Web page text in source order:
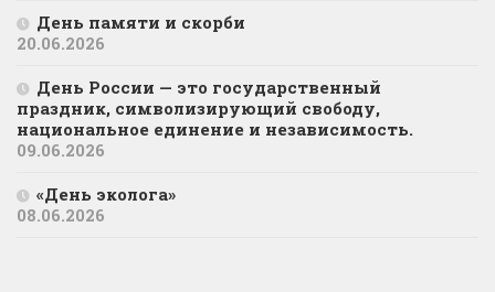
День памяти и скорби
20.06.2026
День России — это государственный
праздник, символизирующий свободу,
национальное единение и независимость.
09.06.2026
«День эколога»
08.06.2026